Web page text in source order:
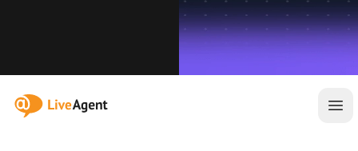
:site.title